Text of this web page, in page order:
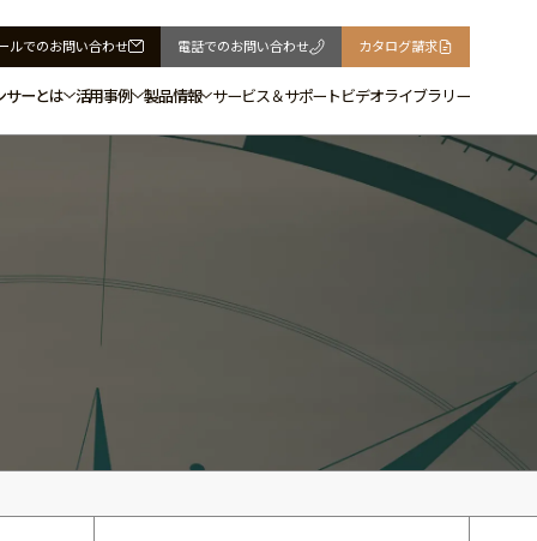
ルでのお問い合わせ 電話でのお問い合わせ カタログ請求
サーとは 活用事例 製品情報 サービス＆サポートビデオライブラリー